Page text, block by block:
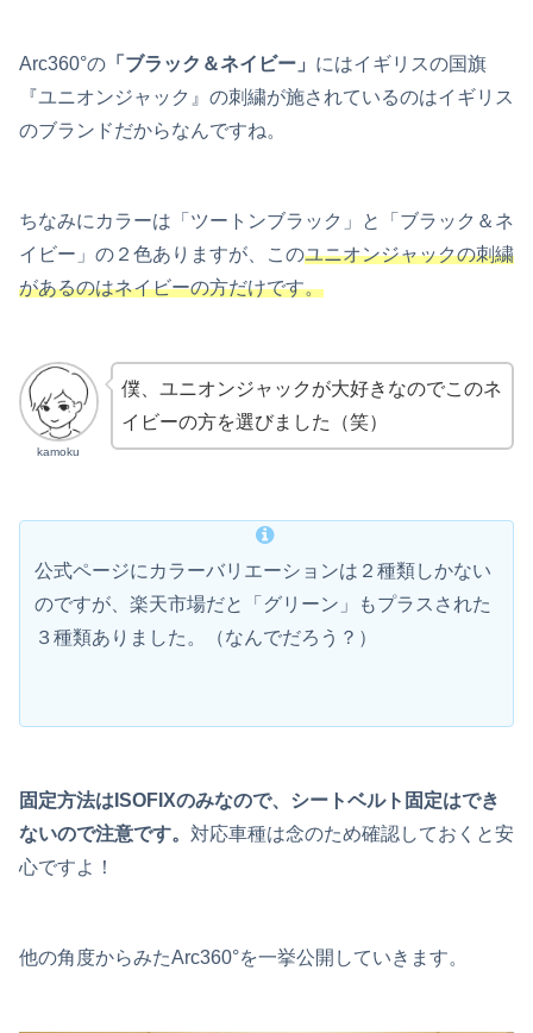
Arc360°の 「ブラック＆ネイビー」 にはイギリスの国旗
『ユニオンジャック』の刺繍が施されているのはイギリス
のブランドだからなんですね。
ちなみにカラーは「ツートンブラック」と「ブラック＆ネ
イビー」の２色ありますが、このユニオンジャックの刺繍
があるのはネイビーの方だけです。
kamoku
僕、ユニオンジャックが大好きなのでこのネ
イビーの方を選びました（笑）
公式ページにカラーバリエーションは２種類しかない
のですが、楽天市場だと「グリーン」もプラスされた
３種類ありました。（なんでだろう？）
固定方法はISOFIXのみなので、シートベルト固定はでき
ないので注意です。 対応車種は念のため確認しておくと安
心ですよ！
他の角度からみたArc360°を一挙公開していきます。